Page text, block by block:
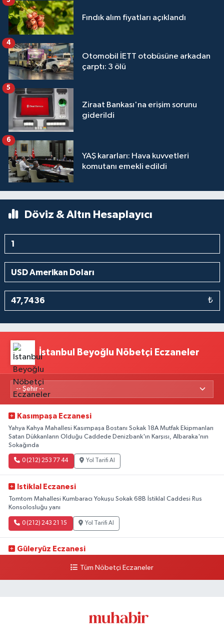
Fındık alım fiyatları açıklandı
Otomobil İETT otobüsüne arkadan
çarptı: 3 ölü
4
Ziraat Bankası'na erişim sorunu
giderildi
5
YAŞ kararları: Hava kuvvetleri
komutanı emekli edildi
6
Döviz & Altın Hesaplayıcı
₺
İstanbul Beyoğlu Nöbetçi Eczaneler
Kasımpaşa Eczanesi
Yahya Kahya Mahallesi Kasımpaşa Bostanı Sokak 18A Mutfak Ekipmanları
Satan Dükkanların Olduğu Caddede Denizbank'ın Karşısı, Albaraka'nın
Sokağında
0 (212) 253 77 44 Yol Tarifi Al
Istiklal Eczanesi
Tomtom Mahallesi Kumbaracı Yokuşu Sokak 68B İstiklal Caddesi Rus
Konsolosluğu yanı
0 (212) 243 21 15 Yol Tarifi Al
Güleryüz Eczanesi
kalaycıbahçe Meydana DoğruTüm Nöbetçi Eczaneler